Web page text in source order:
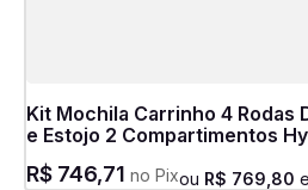
Kit Mochila Carrinho 4 Rodas
e Estojo 2 Compartimentos
R$ 746,71 no Pixou R$ 769 80